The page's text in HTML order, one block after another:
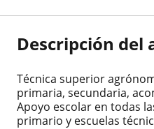
Descripción del
Técnica superior
primaria, secundaria,
Apoyo escolar en todas
primario y escuelas